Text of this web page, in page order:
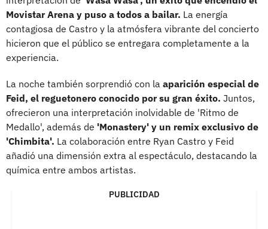
Movistar Arena y puso a todos a bailar. La energía
contagiosa de Castro y la atmósfera vibrante del concierto
hicieron que el público se entregara completamente a la
experiencia.
La noche también sorprendió con la aparición especial de
Feid, el reguetonero conocido por su gran éxito. Juntos,
ofrecieron una interpretación inolvidable de 'Ritmo de
Medallo', además de 'Monastery' y un remix exclusivo de
'Chimbita'. La colaboración entre Ryan Castro y Feid
añadió una dimensión extra al espectáculo, destacando la
química entre ambos artistas.
PUBLICIDAD